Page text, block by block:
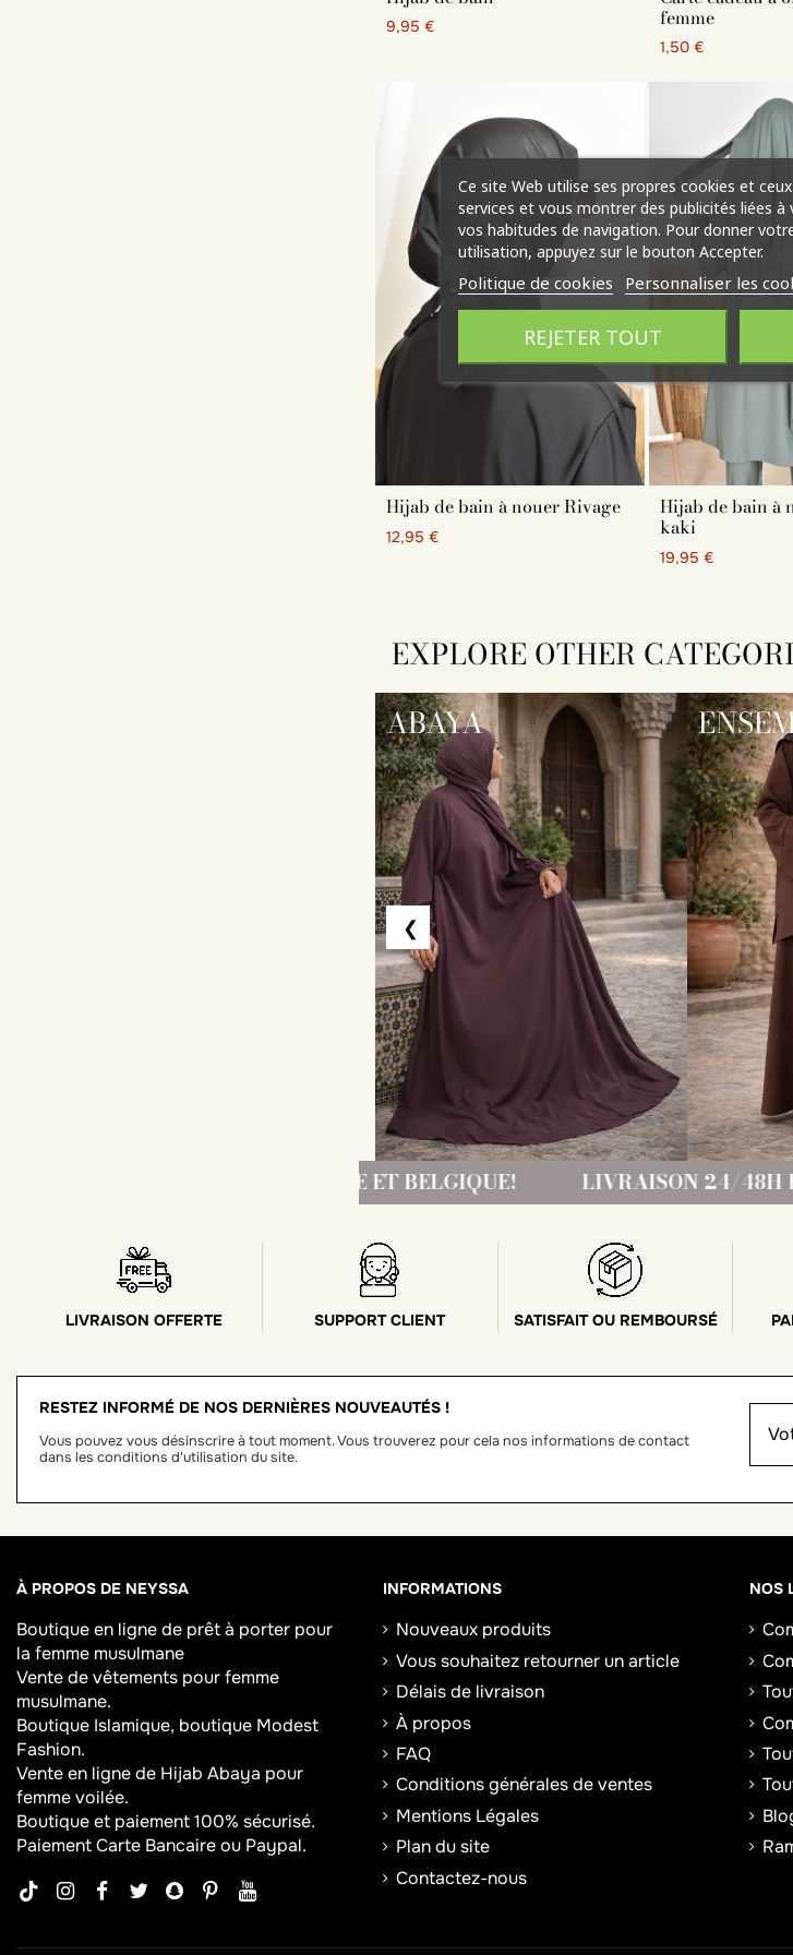
Hijab en soie de Médine
Hijab en jersey
Hijab à enfiler
Hijab de soirée
Turban
Hijab de sport
9,95 € femme
1,50 €
Hijab de bain à nouer Rivage
12,95 €
Hijab de bain à
kaki
19,95 €
EXPLORE OTHER
ABAYA
❮
LIVRAISON 24/48H EN POINT
LIVRAISON OFFERTE SUPPORT CLIENT SATISFAIT OU REMBOURSÉ
RESTEZ INFORMÉ DE NOS DERNIÈRES NOUVEAUTÉS !
Vous pouvez vous désinscrire à tout moment. Vous trouverez pour cela nos informations de contact
dans les conditions d'utilisation du site.
À PROPOS DE NEYSSA
Boutique en ligne de prêt à porter pour
la femme musulmane
Vente de vêtements pour femme
musulmane.
Boutique Islamique, boutique Modest
Fashion.
Vente en ligne de Hijab Abaya pour
femme voilée.
Boutique et paiement 100% sécurisé.
Paiement Carte Bancaire ou Paypal.
INFORMATIONS
Nouveaux produits
Vous souhaitez retourner un article
Délais de livraison
À propos
FAQ
Conditions générales de ventes
Mentions Légales
Plan du site
Contactez-nous
NOS
Ce site Web utilise ses propres cookies et
services et vous montrer des publicités liées à
vos habitudes de navigation. Pour donner
utilisation, appuyez sur le bouton Accepter.
Politique de cookies Personnaliser les
REJETER TOUT